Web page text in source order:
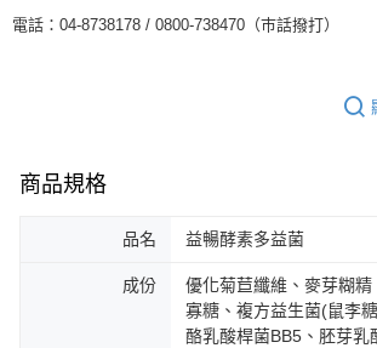
電話：04-8738178 / 0800-738470（巿話撥打）
商品規格
品名 益暢酵素多益菌
成份
優化菊苣纖維、麥芽糊
寡糖、複方益生菌(鼠李
酪乳酸桿菌BB5、胚芽乳